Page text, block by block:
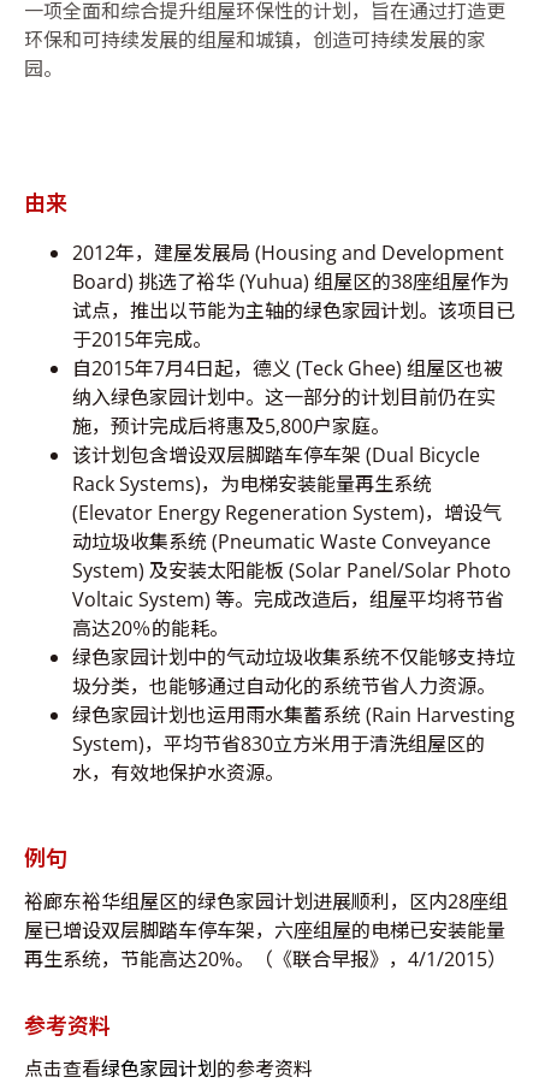
一项全面和综合提升组屋环保性的计划，旨在通过打造更
环保和可持续发展的组屋和城镇，创造可持续发展的家
园。
由来
2012年，建屋发展局 (Housing and Development
Board) 挑选了裕华 (Yuhua) 组屋区的38座组屋作为
试点，推出以节能为主轴的绿色家园计划。该项目已
于2015年完成。
自2015年7月4日起，德义 (Teck Ghee) 组屋区也被
纳入绿色家园计划中。这一部分的计划目前仍在实
施，预计完成后将惠及5,800户家庭。
该计划包含增设双层脚踏车停车架 (Dual Bicycle
Rack Systems)，为电梯安装能量再生系统
(Elevator Energy Regeneration System)，增设气
动垃圾收集系统 (Pneumatic Waste Conveyance
System) 及安装太阳能板 (Solar Panel/Solar Photo
Voltaic System) 等。完成改造后，组屋平均将节省
高达20％的能耗。
绿色家园计划中的气动垃圾收集系统不仅能够支持垃
圾分类，也能够通过自动化的系统节省人力资源。
绿色家园计划也运用雨水集蓄系统 (Rain Harvesting
System)，平均节省830立方米用于清洗组屋区的
水，有效地保护水资源。
例句
裕廊东裕华组屋区的绿色家园计划进展顺利，区内28座组
屋已增设双层脚踏车停车架，六座组屋的电梯已安装能量
再生系统，节能高达20%。（《联合早报》，4/1/2015）
参考资料
点击查看绿色家园计划的参考资料